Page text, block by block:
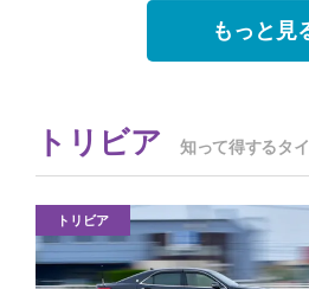
もっと見
トリビア 知って得するタ
トリビア